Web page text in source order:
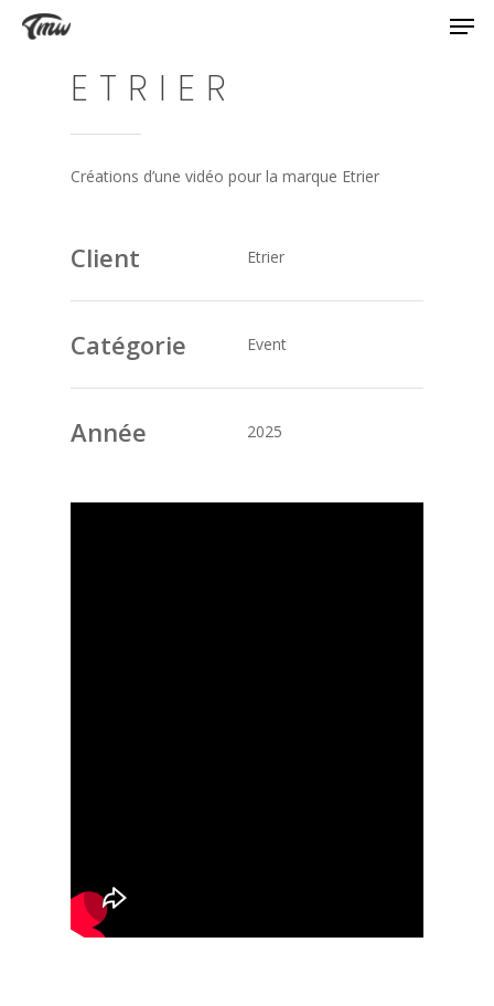
ETRIER
Créations d’une vidéo pour la marque Etrier
Client Etrier
Catégorie Event
Année 2025